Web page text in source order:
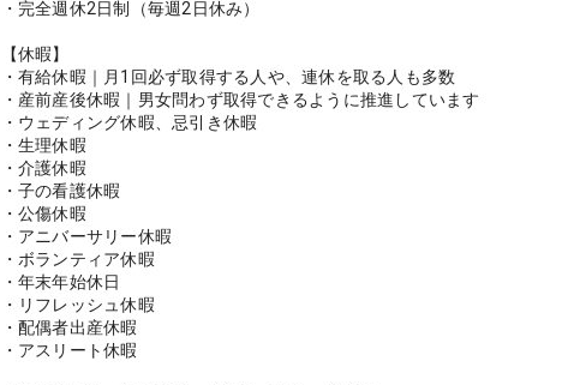
・完全週休2日制（毎週2日休み）
【休暇】
・有給休暇｜月1回必ず取得する人や、連休を取る人も多数
・産前産後休暇｜男女問わず取得できるように推進しています
・ウェディング休暇、忌引き休暇
・生理休暇
・介護休暇
・子の看護休暇
・公傷休暇
・アニバーサリー休暇
・ボランティア休暇
・年末年始休日
・リフレッシュ休暇
・配偶者出産休暇
・アスリート休暇